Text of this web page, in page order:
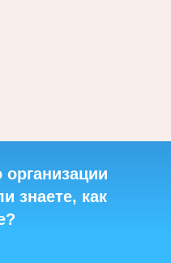
знаете, как